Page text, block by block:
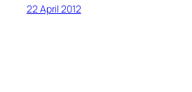
22 April 2012